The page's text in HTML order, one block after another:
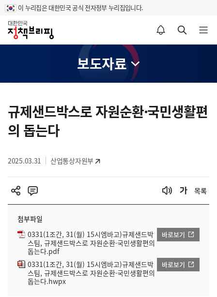
이 누리집은 대한민국 공식 전자정부 누리집입니다.
홈
알림설정 바로가기 검색 바로가기 메뉴 열기
보도자료
텐
츠
영
규제샌드박스로 자원순환·국민생활편
의 돕는다
2025.03.31 산업통상자원부
목록
첨부파일
0331(1조간, 31(월) 15시엠바고)규제샌드박
스팀, 규제샌드박스로 자원순환·국민생활편의
돕는다.pdf
바로보기
0331(1조간, 31(월) 15시엠바고)규제샌드박
스팀, 규제샌드박스로 자원순환·국민생활편의
돕는다.hwpx
바로보기